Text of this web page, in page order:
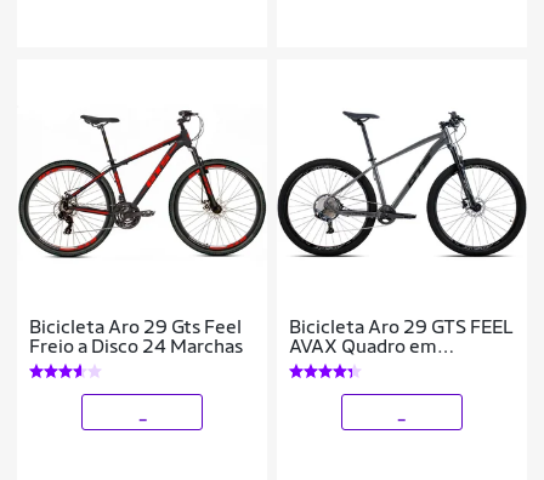
Bicicleta Aro 29 Gts Feel
Freio a Disco 24 Marchas
Bicicleta Aro 29 GTS FEEL
AVAX Quadro em
Aluminio 12 Marchas
Freio a Disco Hidráulico